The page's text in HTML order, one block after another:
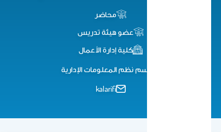
محاضر
عضو هيئة تدريس
كلية إدارة الأعمال
قسم نظم المعلومات الإدارية
kalarifi